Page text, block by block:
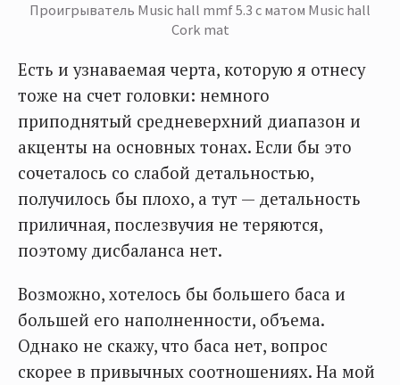
Проигрыватель Music hall mmf 5.3 с матом Music hall
Cork mat
Есть и узнаваемая черта, которую я отнесу
тоже на счет головки: немного
приподнятый средневерхний диапазон и
акценты на основных тонах. Если бы это
сочеталось со слабой детальностью,
получилось бы плохо, а тут — детальность
приличная, послезвучия не теряются,
поэтому дисбаланса нет.
Возможно, хотелось бы большего баса и
большей его наполненности, объема.
Однако не скажу, что баса нет, вопрос
скорее в привычных соотношениях. На мой